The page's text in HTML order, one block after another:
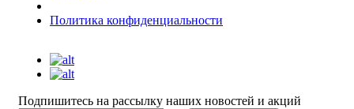
Политика конфиденциальности
Подпишитесь на рассылку наших новостей и акций